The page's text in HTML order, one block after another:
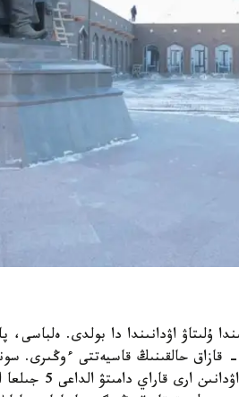
ۇلىتاۋ اۋدانىندا دا بولدى. ەلباسى،
قازاق حالقىنىڭ قاسيەتتى ءوڭىرى.
ەلىمىزدىڭ اۋماعى